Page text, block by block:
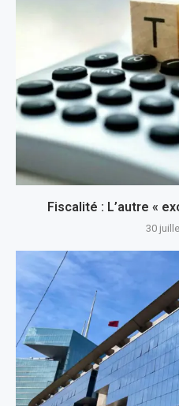
Fiscalité : L’autre «
30